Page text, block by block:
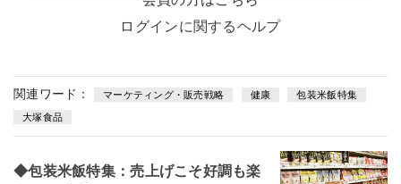
ログインに関するヘルプ
関連ワード： マーケティング・販売戦略 健康 包装米飯特集
大塚食品
◆包装米飯特集：売上げこそ好調も楽